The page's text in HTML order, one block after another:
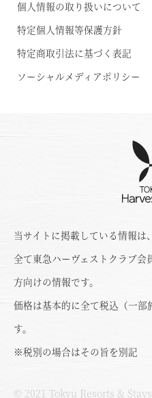
個人情報の取り扱いについて
特定個人情報等保護方針
特定商取引法に基づく表記
ソーシャルメディアポリシー
当サイトに掲載している情報は
全て東急ハーヴェストクラブ会
方向けの情報です。
価格は基本的に全て税込（一部
す。
※税別の場合はその旨を別記
© 2021 Tokyu Resorts &